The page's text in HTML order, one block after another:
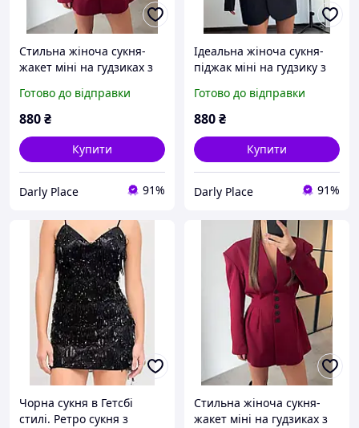
Стильна жіноча сукня-
жакет міні на гудзиках з
чорна молочна беж 42-44
46-48
Готово до відправки
880₴
Купити
Darly Place 91%
Ідеальна жіноча сукня-
піджак міні на гудзику з
червона молоко XS-S M-L
Готово до відправки
880₴
Купити
Darly Place 91%
Чорна сукня в Гетсбі
стилі. Ретро сукня з
Стильна жіноча сукня-
жакет міні на гудзиках з